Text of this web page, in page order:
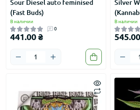
Sour Diesel auto feminised
(Fast Buds)
В наличии
0
441.00 ₴
Silver
В наличии